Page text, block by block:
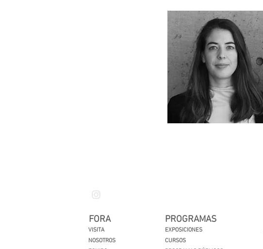
FORA
VISITA
NOSOTROS
PROGRAMAS
EXPOSICIONES
CURSOS